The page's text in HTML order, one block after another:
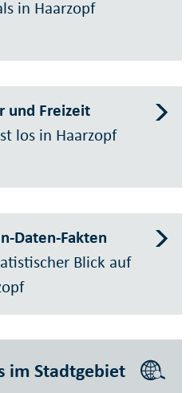
in Haarzopf
und Freizeit
los in Haarzopf
Daten-Fakten
Blick auf
im Stadtgebiet